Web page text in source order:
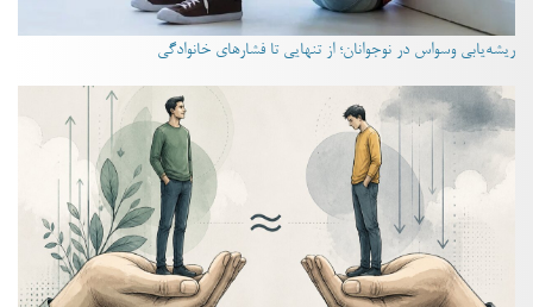
ریشه‌یابی وسواس در نوجوانان؛ از تنهایی تا فشارهای خانوادگی